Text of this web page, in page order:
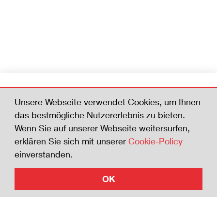
Unsere Webseite verwendet Cookies, um Ihnen
das bestmögliche Nutzererlebnis zu bieten.
Wenn Sie auf unserer Webseite weitersurfen,
erklären Sie sich mit unserer Cookie-Policy
einverstanden.
OK
Werden Sie Mitglied
Helfen Sie mit, die Zahl der Todesfälle zu
senken. Wer der Sicherheits-Charta beitritt
zeigt die Bereitschaft, sich für die Sicherheit
Jetzt beitreten